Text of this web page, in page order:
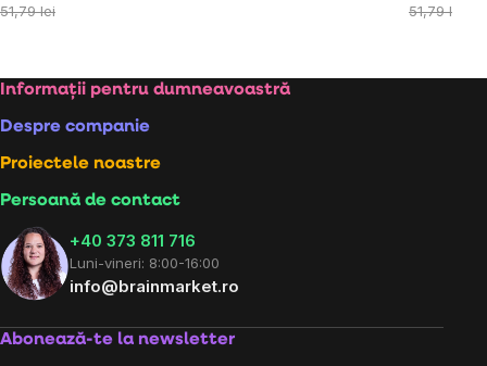
preţ:
51,79 lei
preţ:
51,79 lei
Subsol
Informații pentru dumneavoastră
Despre companie
Proiectele noastre
Persoană de contact
+40 373 811 716
Luni-vineri: 8:00-16:00
info@brainmarket.ro
Abonează-te la newsletter